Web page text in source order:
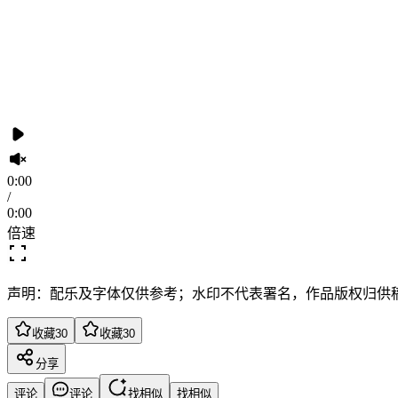
0:00
/
0:00
倍速
声明：配乐及字体仅供参考；水印不代表署名，作品版权归供
收藏30 收藏30
分享
评论 评论 找相似 找相似